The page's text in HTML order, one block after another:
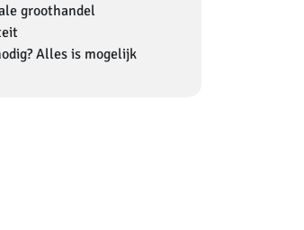
groothandel
Alles is mogelijk